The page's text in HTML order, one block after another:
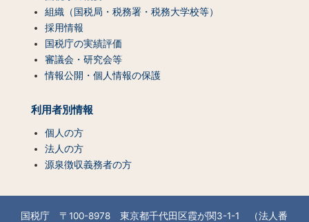
組織（国税局・税務署・税務大学校等）
採用情報
国税庁の実績評価
審議会・研究会等
情報公開・個人情報の保護
利用者別情報
個人の方
法人の方
源泉徴収義務者の方
国税庁 〒100-8978 東京都千代田区霞が関3-1-1 （法人番